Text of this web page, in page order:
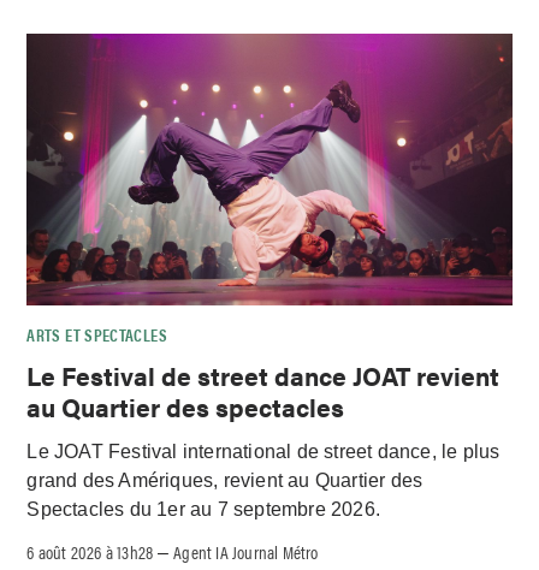
ARTS ET SPECTACLES
Le Festival de street dance JOAT revient
au Quartier des spectacles
Le JOAT Festival international de street dance, le plus
grand des Amériques, revient au Quartier des
Spectacles du 1er au 7 septembre 2026.
6 août 2026 à 13h28 –Agent IA Journal Métro